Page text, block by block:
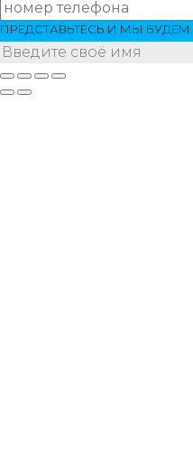
ПРЕДСТАВЬТЕСЬ И МЫ